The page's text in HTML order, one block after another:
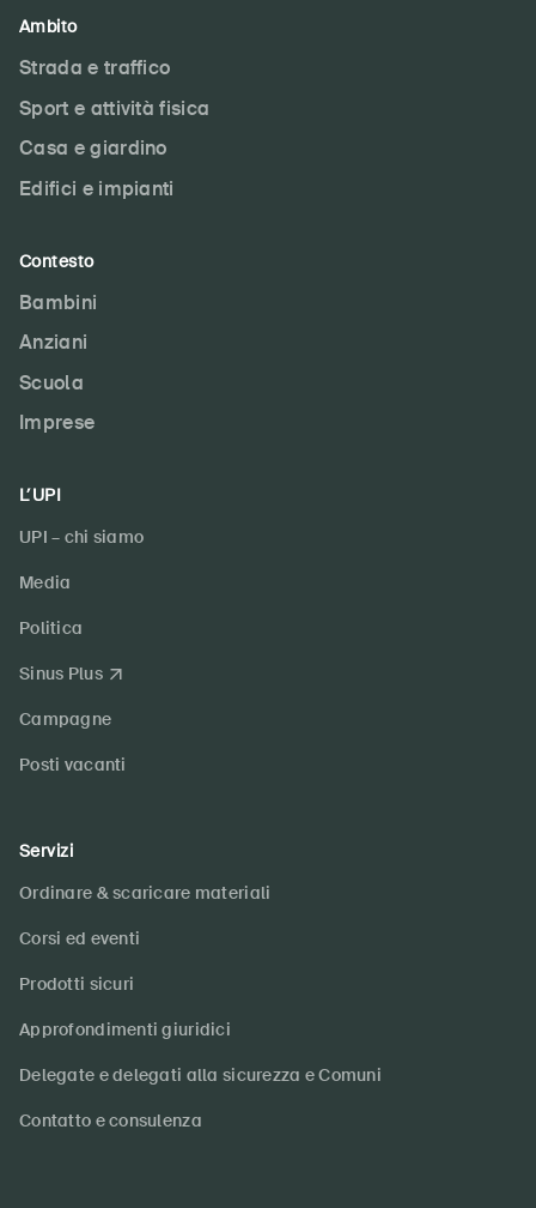
DE FR
Abbonati alla newsletter
Ambito
Strada e traffico
Sport e attività fisica
Casa e giardino
Edifici e impianti
Contesto
Bambini
Anziani
Scuola
Imprese
L’UPI
UPI – chi siamo
Media
Politica
Sinus Plus
Campagne
Posti vacanti
Servizi
Ordinare & scaricare materiali
Corsi ed eventi
Prodotti sicuri
Approfondimenti giuridici
Delegate e delegati alla sicurezza e Comuni
Contatto e consulenza